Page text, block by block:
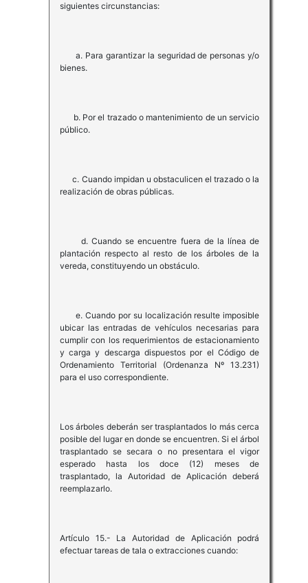
siguientes circunstancias:
a. Para garantizar la seguridad de personas y/o
bienes.
b. Por el trazado o mantenimiento de un servicio
público.
c. Cuando impidan u obstaculicen el trazado o la
realización de obras públicas.
d. Cuando se encuentre fuera de la línea de
plantación respecto al resto de los árboles de la
vereda, constituyendo un obstáculo.
e. Cuando por su localización resulte imposible
ubicar las entradas de vehículos necesarias para
cumplir con los requerimientos de estacionamiento
y carga y descarga dispuestos por el Código de
Ordenamiento Territorial (Ordenanza Nº 13.231)
para el uso correspondiente.
Los árboles deberán ser trasplantados lo más cerca
posible del lugar en donde se encuentren. Si el árbol
trasplantado se secara o no presentara el vigor
esperado hasta los doce (12) meses de
trasplantado, la Autoridad de Aplicación deberá
reemplazarlo.
Artículo 15.- La Autoridad de Aplicación podrá
efectuar tareas de tala o extracciones cuando: